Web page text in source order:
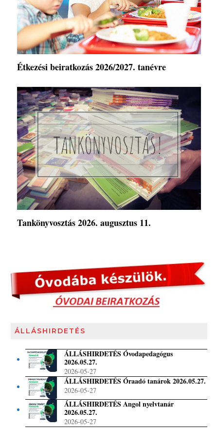
Étkezési beiratkozás 2026/2027. tanévre
Tankönyvosztás 2026. augusztus 11.
ÁLLÁSHIRDETÉS
ÁLLÁSHIRDETÉS Óvodapedagógus
2026.05.27.
2026-05-27
ÁLLÁSHIRDETÉS Óraadó tanárok 2026.05.27.
2026-05-27
ÁLLÁSHIRDETÉS Angol nyelvtanár
2026.05.27.
2026-05-27